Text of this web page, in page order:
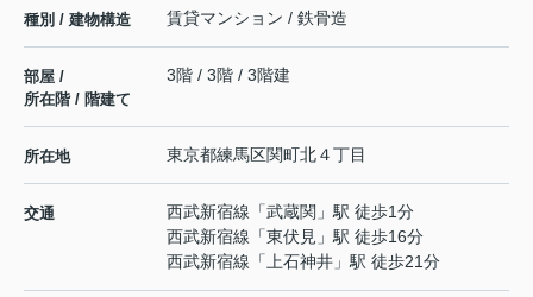
種別 / 建物構造 賃貸マンション / 鉄骨造
部屋 /
所在階 / 階建て
3階 / 3階 / 3階建
所在地 東京都練馬区関町北４丁目
交通 西武新宿線 「武蔵関 」駅 徒歩1分
西武新宿線 「東伏見 」駅 徒歩16分
西武新宿線 「 上石神井 」駅 徒歩21分